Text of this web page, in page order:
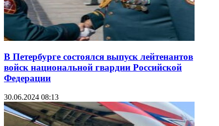
В Петербурге состоялся выпуск лейтенантов
войск национальной гвардии Российской
Федерации
30.06.2024 08:13